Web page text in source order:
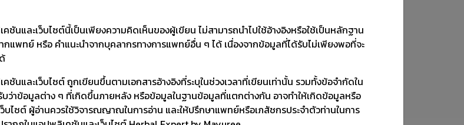
โรคไต
ค้นหา
นและเว็บไซต์นี้เป็นเพียงความคิดเห็นของผู้เขียน ไม่สามารถนำไปใช้อ้างอิงหรือใช้เป็นหลักฐาน
แพทย์ หรือ คำแนะนำจากบุคลากรทางการแพทย์อื่น ๆ ได้ เนื่องจากข้อมูลที่ได้รับไม่เพียงพอที่จะ
นและเว็บไซต์ ถูกเขียนขึ้นตามเอกสารอ้างอิงที่ระบุในช่วงเวลาที่เขียนเท่านั้น รวมทั้งข้อจำกัดใน
ว่าข้อมูลต่าง ๆ ที่เกิดขึ้นภายหลัง หรือข้อมูลในฐานข้อมูลที่แตกต่างกัน อาจทำให้เกิดข้อมูลหรือ
บไซต์ ผู้อ่านควรใช้วิจารณญาณในการอ่าน และให้ปรึกษาแพทย์หรือเภสัชกรประจำตัวท่านในการ